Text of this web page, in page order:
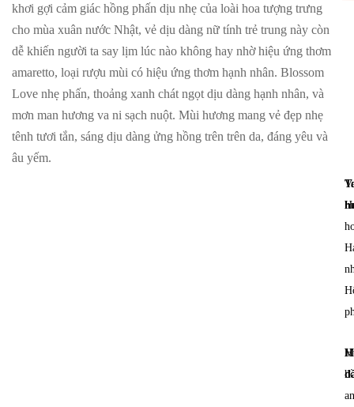
khơi gợi cảm giác hồng phấn dịu nhẹ của loài hoa tượng trưng
cho mùa xuân nước Nhật, vẻ dịu dàng nữ tính trẻ trung này còn
dễ khiến người ta say lịm lúc nào không hay nhờ hiệu ứng thơm
amaretto, loại rượu mùi có hiệu ứng thơm hạnh nhân. Blossom
Love nhẹ phấn, thoảng xanh chát ngọt dịu dàng hạnh nhân, và
mơn man hương va ni sạch nuột. Mùi hương mang vẻ đẹp nhẹ
tênh tươi tắn, sáng dịu dàng ửng hồng trên trên da, đáng yêu và
âu yếm.